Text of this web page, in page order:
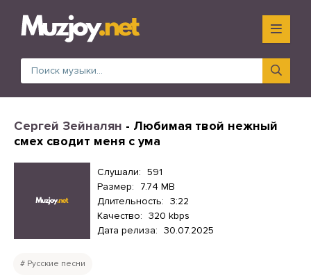
Сергей Зейналян - Любимая твой нежный
смех сводит меня с ума
Слушали: 591
Размер:
7.74 MB
Длительность: 3:22
Качество: 320 kbps
Дата релиза: 30.07.2025
Русские песни